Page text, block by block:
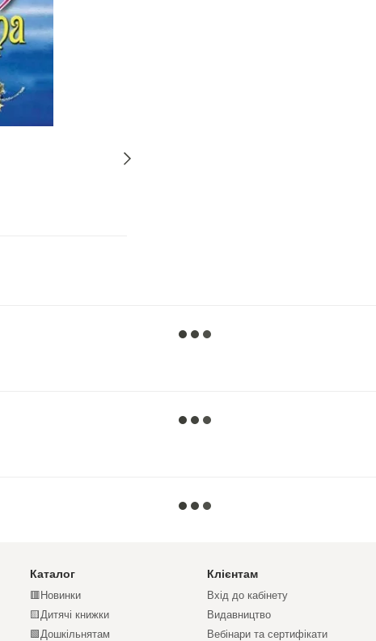
Каталог
🟥Новинки
🟨Дитячі книжки
🟩Дошкільнятам
Клієнтам
Вхід до кабінету
Видавництво
Вебінари та сертифікати